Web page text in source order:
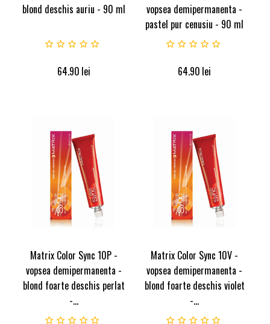
blond deschis auriu - 90 ml
64.90 lei
vopsea demipermanenta -
pastel pur cenusiu - 90 ml
64.90 lei
Matrix Color Sync 10P -
vopsea demipermanenta -
blond foarte deschis perlat
-...
Matrix Color Sync 10V -
vopsea demipermanenta -
blond foarte deschis violet
-...